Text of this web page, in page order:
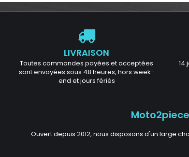
LIVRAISON
Toutes commandes payées et acceptées
sont envoyées sous 48 heures, hors week-
end et jours fériés
14
Ouvert depuis 2012, nous disposons d'un large